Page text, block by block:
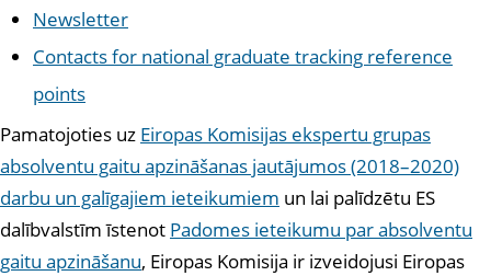
Newsletter
Contacts for national graduate tracking reference
points
Pamatojoties uz Eiropas Komisijas ekspertu grupas
absolventu gaitu apzināšanas jautājumos (2018–2020)
darbu un galīgajiem ieteikumiem un lai palīdzētu ES
dalībvalstīm īstenot Padomes ieteikumu par absolventu
gaitu apzināšanu, Eiropas Komisija ir izveidojusi Eiropas